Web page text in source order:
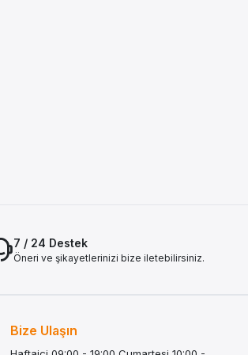
7 / 24 Destek
Öneri ve şikayetlerinizi bize iletebilirsiniz.
Bize Ulaşın